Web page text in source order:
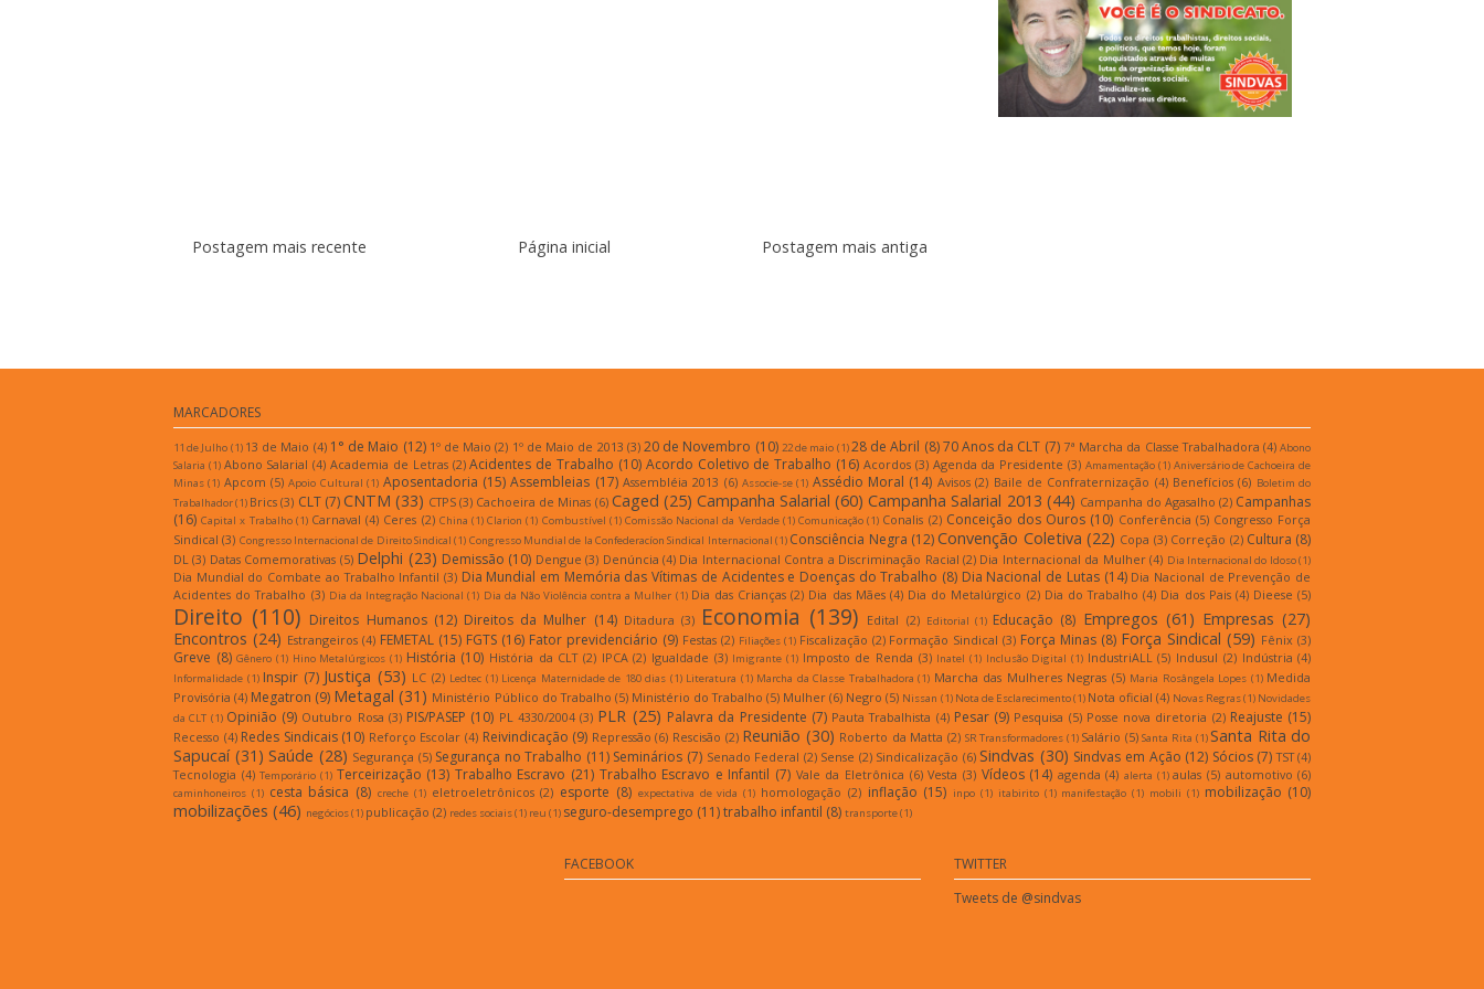
Postagem mais recente Postagem mais antiga
Página inicial
MARCADORES
11 de Julho (1) 13 de Maio (4) 1° de Maio (12) 1º de Maio (2) 1º de Maio de 2013 (3) 20 de Novembro (10) 22 de maio (1)28 de Abril (8) 70 Anos da CLT (7) 7ª Marcha da Classe Trabalhadora (4) Abono
Salaria (1) Abono Salarial (4) Academia de Letras (2) Acidentes de Trabalho (10) Acordo Coletivo de Trabalho (16) Acordos (3) Agenda da Presidente (3) Amamentação (1) Aniversário de Cachoeira de
Minas (1) Apcom (5) Apoio Cultural (1) Aposentadoria (15) Assembleias (17) Assembléia 2013 (6) Associe-se (1) Assédio Moral (14) Avisos (2) Baile de Confraternização (4) Benefícios (6) Boletim do
Trabalhador(1) Brics (3) CLT (7)CNTM (33) CTPS (3) Cachoeira de Minas (6) Caged (25) Campanha Salarial (60) Campanha Salarial 2013 (44) Campanha do Agasalho (2) Campanhas
(16) Capital x Trabalho (1) Carnaval (4) Ceres (2) China (1) Clarion (1) Combustível (1) Comissão Nacional da Verdade (1) Comunicação (1) Conalis (2) Conceição dos Ouros (10) Conferência (5) Congresso Força
Sindical (3) Congresso Internacional de Direito Sindical (1) Congresso Mundial de la Confederacíon Sindical Internacional (1) Consciência Negra (12) Convenção Coletiva (22) Copa (3) Correção (2) Cultura (8)
DL (3) Datas Comemorativas (5) Delphi (23) Demissão (10) Dengue (3) Denúncia (4) Dia Internacional Contra a Discriminação Racial (2) Dia Internacional da Mulher (4) Dia Internacional do Idoso(1)
Dia Mundial do Combate ao Trabalho Infantil (3) Dia Mundial em Memória das Vítimas de Acidentes e Doenças do Trabalho (8) Dia Nacional de Lutas (14) Dia Nacional de Prevenção de
Acidentes do Trabalho (3) Dia da Integração Nacional (1) Dia da Não Violência contra a Mulher (1) Dia das Crianças (2) Dia das Mães (4) Dia do Metalúrgico (2) Dia do Trabalho (4) Dia dos Pais (4) Dieese (5)
Direito (110) Direitos Humanos (12) Direitos da Mulher (14) Ditadura (3) Economia (139) Edital (2) Editorial (1) Educação (8) Empregos (61) Empresas (27)
Encontros (24) Estrangeiros (4) FEMETAL (15) FGTS (16) Fator previdenciário (9) Festas (2) Filiações (1) Fiscalização (2) Formação Sindical (3) Força Minas (8) Força Sindical (59) Fênix (3)
Greve (8) Gênero (1) Hino Metalúrgicos (1) História (10) História da CLT (2) IPCA (2) Igualdade (3) Imigrante (1) Imposto de Renda (3) Inatel (1) Inclusão Digital (1) IndustriALL (5) Indusul (2) Indústria (4)
Informalidade (1) Inspir (7) Justiça (53) LC (2) Ledtec (1) Licença Maternidade de 180 dias (1) Literatura (1) Marcha da Classe Trabalhadora (1) Marcha das Mulheres Negras (5) Maria Rosângela Lopes (1) Medida
Provisória (4) Megatron (9) Metagal (31) Ministério Público do Trabalho (5) Ministério do Trabalho (5) Mulher (6) Negro (5) Nissan (1) Nota de Esclarecimento(1) Nota oficial (4) Novas Regras(1) Novidades
da CLT (1) Opinião (9) Outubro Rosa (3) PIS/PASEP (10) PL 4330/2004 (3) PLR (25) Palavra da Presidente (7) Pauta Trabalhista (4) Pesar (9) Pesquisa (5) Posse nova diretoria (2) Reajuste (15)
Recesso (4) Redes Sindicais (10) Reforço Escolar (4) Reivindicação (9) Repressão (6) Rescisão (2) Reunião (30) Roberto da Matta (2) SR Transformadores (1) Salário (5) Santa Rita (1)Santa Rita do
Sapucaí (31) Saúde (28) Segurança (5) Segurança no Trabalho (11) Seminários (7) Senado Federal (2) Sense (2) Sindicalização (6) Sindvas (30) Sindvas em Ação (12) Sócios (7) TST (4)
Tecnologia (4) Temporário (1) Terceirização (13) Trabalho Escravo (21) Trabalho Escravo e Infantil (7) Vale da Eletrônica (6) Vesta (3) Vídeos (14) agenda (4) alerta (1) aulas (5) automotivo (6)
caminhoneiros (1) cesta básica (8) creche (1) eletroeletrônicos (2) esporte (8) expectativa de vida (1) homologação (2) inflação (15) inpo (1) itabirito (1) manifestação (1) mobili (1) mobilização (10)
mobilizações (46) negócios(1) publicação (2) redes sociais(1) reu (1) seguro-desemprego (11)trabalho infantil (8) transporte(1)
FACEBOOK
TWITTER
Tweets de @sindvas